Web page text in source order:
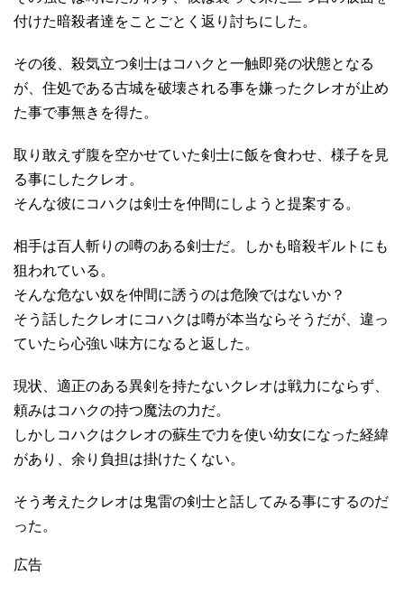
付けた暗殺者達をことごとく返り討ちにした。
その後、殺気立つ剣士はコハクと一触即発の状態となる
が、住処である古城を破壊される事を嫌ったクレオが止め
た事で事無きを得た。
取り敢えず腹を空かせていた剣士に飯を食わせ、様子を見
る事にしたクレオ。
そんな彼にコハクは剣士を仲間にしようと提案する。
相手は百人斬りの噂のある剣士だ。しかも暗殺ギルトにも
狙われている。
そんな危ない奴を仲間に誘うのは危険ではないか？
そう話したクレオにコハクは噂が本当ならそうだが、違っ
ていたら心強い味方になると返した。
現状、適正のある異剣を持たないクレオは戦力にならず、
頼みはコハクの持つ魔法の力だ。
しかしコハクはクレオの蘇生で力を使い幼女になった経緯
があり、余り負担は掛けたくない。
そう考えたクレオは鬼雷の剣士と話してみる事にするのだ
った。
広告